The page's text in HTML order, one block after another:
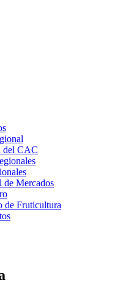
del CAC
de Mercados
de Fruticultura